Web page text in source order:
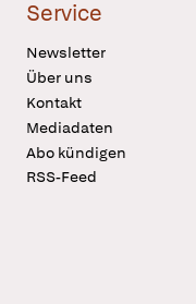
Service
Newsletter
Über uns
Kontakt
Mediadaten
Abo kündigen
RSS-Feed